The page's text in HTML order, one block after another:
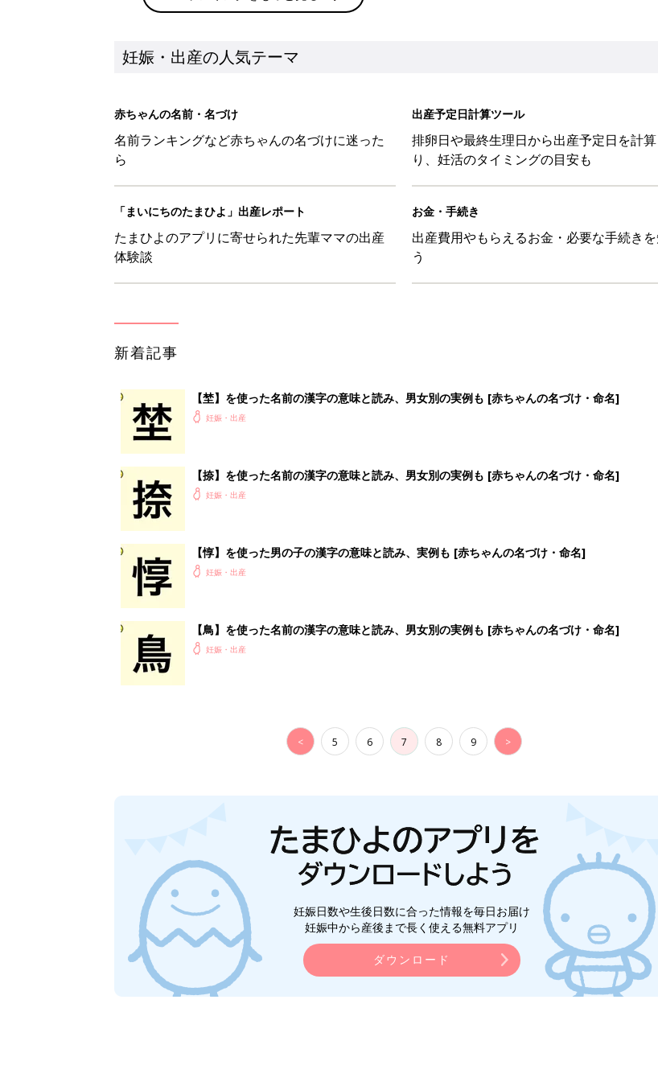
【埜】を使った名前の漢字の意味と読み、男女別の実例も [赤ちゃんの名づけ・命名]
【捺】を使った名前の漢字の意味と読み、男女別の実例も [赤ちゃんの名づけ・命名]
妊娠・出産
【惇】を使った男の子の漢字の意味と読み、実例も [赤ちゃんの名づけ・命名]
< 5 6 7 8 9 >